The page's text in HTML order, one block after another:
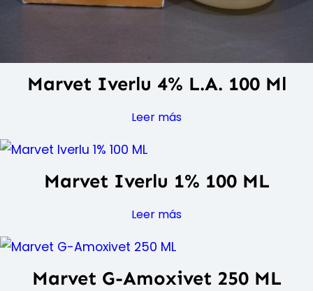
Marvet Iverlu 4% L.A. 100 Ml
Leer más
Marvet Iverlu 1% 100 ML
Leer más
Marvet G-Amoxivet 250 ML